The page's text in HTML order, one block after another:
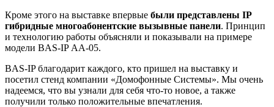
Кроме этого на выставке впервые были представлены IP
гибридные многоабонентские вызывные панели. Принцип
и технологию работы объясняли и показывали на примере
модели BAS-IP АА-05.
BAS-IP благодарит каждого, кто пришел на выставку и
посетил стенд компании «Домофонные Системы». Мы очень
надеемся, что вы узнали для себя что-то новое, а также
получили только положительные впечатления.